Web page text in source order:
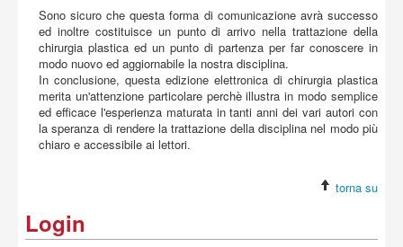
Sono sicuro che questa forma di comunicazione avrà successo
ed inoltre costituisce un punto di arrivo nella trattazione della
chirurgia plastica ed un punto di partenza per far conoscere in
modo nuovo ed aggiornabile la nostra disciplina.
In conclusione, questa edizione elettronica di chirurgia plastica
merita un'attenzione particolare perchè illustra in modo semplice
ed efficace l'esperienza maturata in tanti anni dei vari autori con
la speranza di rendere la trattazione della disciplina nel modo più
chiaro e accessibile ai lettori.
torna su
Login